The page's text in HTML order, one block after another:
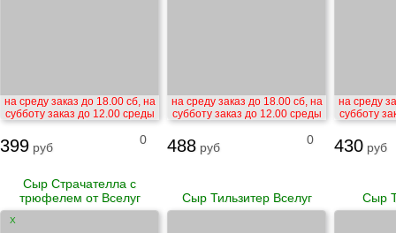
на среду заказ до 18.00 сб, на
субботу заказ до 12.00 среды
399 руб
0
на среду заказ до 18.00 сб, на
субботу заказ до 12.00 среды
488 руб
0
на среду
субботу
430 руб
Сыр Страчателла с
трюфелем от Вселуг
X
Сыр Тильзитер Вселуг Сыр